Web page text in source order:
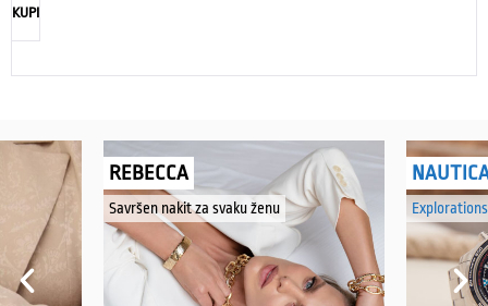
KUPI
REBECCA
Savršen nakit za svaku ženu